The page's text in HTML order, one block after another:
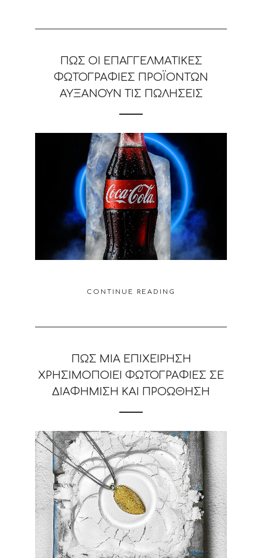
ΠΏΣ ΟΙ ΕΠΑΓΓΕΛΜΑΤΙΚΈΣ
ΦΩΤΟΓΡΑΦΊΕΣ ΠΡΟΪΌΝΤΩΝ
ΑΥΞΆΝΟΥΝ ΤΙΣ ΠΩΛΉΣΕΙΣ
CONTINUE READING
ΠΏΣ ΜΙΑ ΕΠΙΧΕΊΡΗΣΗ
ΧΡΗΣΙΜΟΠΟΙΕΊ ΦΩΤΟΓΡΑΦΊΕΣ ΣΕ
ΔΙΑΦΉΜΙΣΗ ΚΑΙ ΠΡΟΏΘΗΣΗ